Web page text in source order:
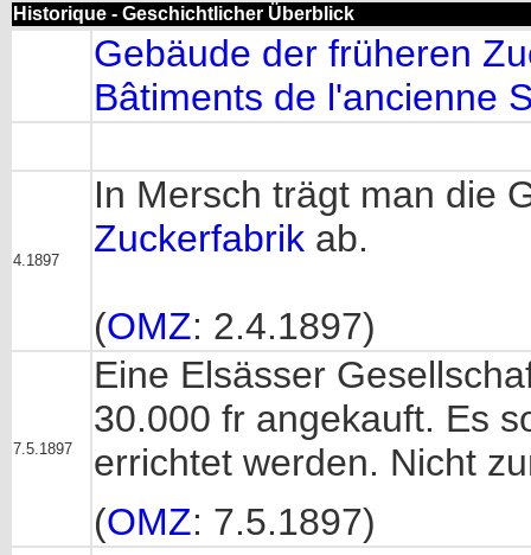
Historique - Geschichtlicher Überblick
Gebäude der früheren
Bâtiments de l'ancienne
4.1897
In Mersch trägt man die
Zuckerfabrik ab.
(OMZ: 2.4.1897)
7.5.1897
Eine Elsässer
30.000 fr angekauft. Es
errichtet werden. Nicht
(OMZ: 7.5.1897)